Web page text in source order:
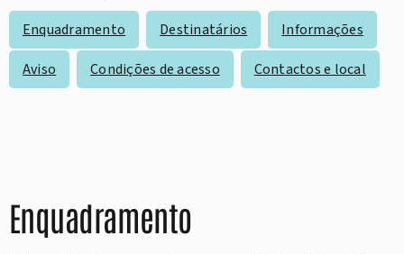
Enquadramento Destinatários
Informações
Aviso
Condições de acesso Contactos e local
Enquadramento